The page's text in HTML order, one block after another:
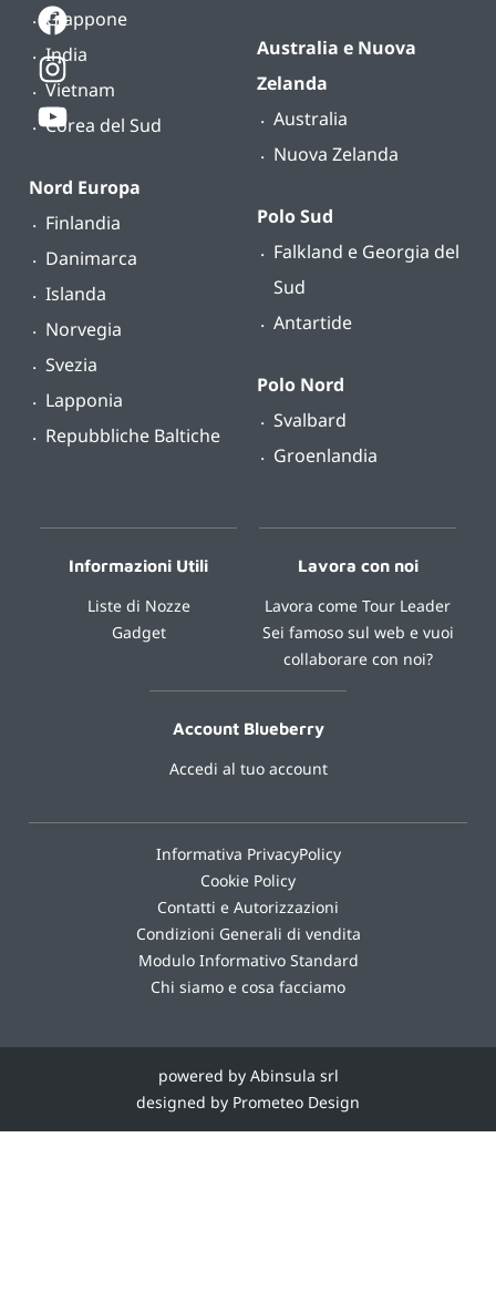
Giappone
India
Vietnam
Corea del Sud
Nord Europa
Finlandia
Danimarca
Islanda
Norvegia
Svezia
Lapponia
Repubbliche Baltiche
Australia e Nuova
Zelanda
Australia
Nuova Zelanda
Polo Sud
Falkland e Georgia del
Sud
Antartide
Polo Nord
Svalbard
Groenlandia
Informazioni Utili
Liste di Nozze
Gadget
Lavora con noi
Lavora come Tour Leader
Sei famoso sul web e vuoi
collaborare con noi?
Account Blueberry
Accedi al tuo account
Informativa PrivacyPolicy
Cookie Policy
Contatti e Autorizzazioni
Condizioni Generali di vendita
Modulo Informativo Standard
Chi siamo e cosa facciamo
powered by Abinsula srl
designed by Prometeo Design